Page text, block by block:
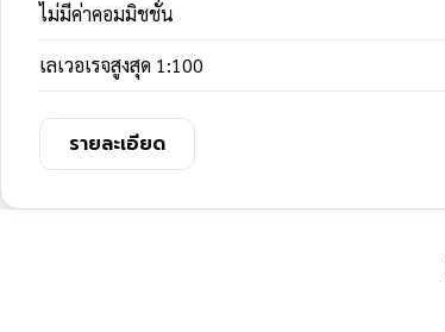
ไม่มีค่าคอมมิชชั่น
เลเวอเรจสูงสุด 1:100
รายละเอียด